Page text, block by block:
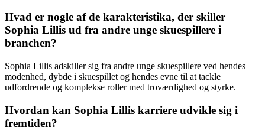
Hvad er nogle af de karakteristika, der skiller
Sophia Lillis ud fra andre unge skuespillere i
branchen?
Sophia Lillis adskiller sig fra andre unge skuespillere ved hendes
modenhed, dybde i skuespillet og hendes evne til at tackle
udfordrende og komplekse roller med troværdighed og styrke.
Hvordan kan Sophia Lillis karriere udvikle sig i
fremtiden?